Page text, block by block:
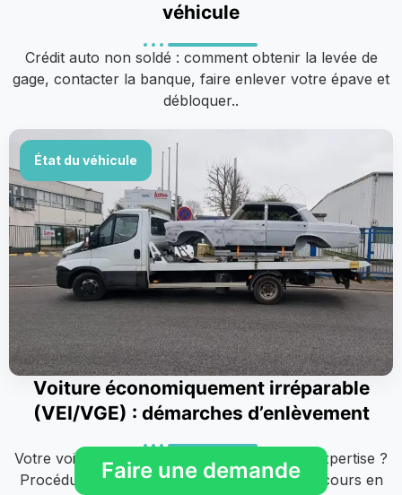
véhicule
Crédit auto non soldé : comment obtenir la levée de
gage, contacter la banque, faire enlever votre épave et
débloquer..
État du véhicule
Voiture économiquement irréparable
(VEI/VGE) : démarches d’enlèvement
Votre voiture est classée VEI ou VGE après expertise ?
Procédure complète, 3 options possibles, recours en
Faire une demande